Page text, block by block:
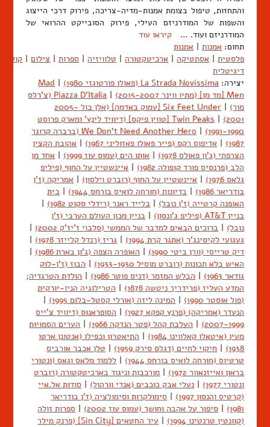
והתחזות, טיפול בצומת אמנות-מדיה-צריכה, פירוק דרכי הייצוג
והשפות של המודרניזם העילי, פירוק הסובייקט ההרואי של
המודרניזם ועוד. … קיראו עוד
תחום: אמנות | אמנות
פלסטית | אסתטיקה | ארכיטקטורה | טלוויזיה | ספרות | צילום | קולנוע
דיגיטלית
יצירה: La Strada Novissima (פאולו פורטוגזי 1980) |
Mad
Men [מד מן] (מתיו ווינר 2015-2007)
|
Piazza D'Italia (צ'רלס
מור) |
Six Feet Under [עמוק באדמה] (אלן בול 2005-
2001)
|
Twin Peaks [טווין פיקס] (דיוויד לינץ' ומארק פרוסט
1991-1990)
|
We Don't Need Another Hero (ברברה קרוגר
1987)
| אדיפוס רקס (פייר פאולו פאזוליני 1967) | אהובת הקצין
הצרפתי (ג'ון פאולס 1978)
| אותו הים (עמוס עוז 1999) | אחד מן
הלב (פרנסיס פורד קופולה 1982)
| איינשטיין על החוף (פיליפ
גלאס 1976)
| איינשטיין על החוף (רוברט וילסון) | אמריקה (ז'ן
בודריאר 1986)
| בדיונות (חורחה לואיס בורחס 1944) | בית
האופנה קרטייה (ז'ן נובל) | בלייד ראנר (רידלי סקוט 1982)
|
בניין AT&T (פיליפ ג'ונסון)
| בניין מכון העולם הערבי (ז'ן
נובל) | ברוכים הבאים למדבר של הממשי (סלבוי ז'יז'ק 2002)
|
געגועי לקיסינג'ר (אתגר קרת 1994)
| גריז (רנדל קלייזר 1978)
|
דיק טרייסי (וורן ביטי 1990)
| האופרה הצפה (ג'ון בארת 1986)
|
האיש בלא תכונות (רוברט מוסיל 1933-1930)
| הבוז (ז'ן-לוק
גודאר 1963)
| הבלש המזמר (דניס פוטר 1986) | הולדת הטרגדיה;
המדע העליז (פרידריך ניטשה 1878)
| הטרילוגיה הניו-יורקית
(פול אוסטר 1990)
| המינה ליזה (אורלי קסטל-בלום 1995)
|
הנעדר (אמריקה) (פרנץ קפקא 1927)
| הסופראנוס (דיוויד צ'ייס
2007-1999)
| העלבת קהל (פטר הנדקה 1966) | הערים הסמויות
מעין (איטאלו קאלווינו 1984)
| התיאטרון וכפילו (אנטונן ארטו
1938)
| חיקוי לחיים (דגלס סירק 1959) | טלן אכבר אורביס
טרטיוס (חורחה לואיס בורחס 1944)
| ללמוד מלאס וגאס (ונטורי
בראון ואייזנאוור 1972)
| מורכבות וניגוד בארכיטקטורה (רוברט
ונטורי 1977)
| נעלי אבק כוכבים (אנדי וורהול) | סודות אל.איי
(קרטיס והנסון 1997)
| סימולקרות וסימולציה (ז'ן בודריאר
1981)
| סיפור על אהבה וחושך (עמוס עוז 2002) | ספרות זולה
(קוונטין טרנטינו 1994)
|
עיר החטאים [Sin City] (פרנק מילר